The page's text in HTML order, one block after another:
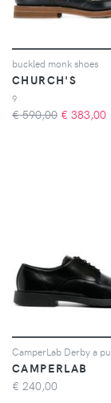
buckled monk shoes
CHURCH'S
9
€ 590,00 € 383,00
CAMPERLAB
€ 240,00